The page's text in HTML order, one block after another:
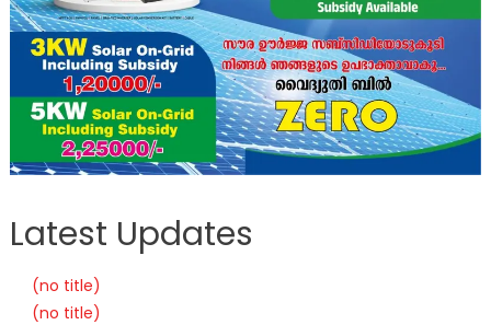
Latest Updates
(no title)
(no title)